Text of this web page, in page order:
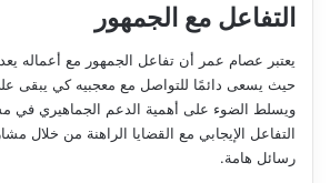
التفاعل مع الجمهور
يعتبر عصام عمر أن تفاعل الجمهور مع أعماله يعد
حيث يسعى دائمًا للتواصل مع معجبيه كي يبقى
ويسلط الضوء على أهمية الدعم الجماهيري في
التفاعل الإيجابي مع القضايا الراهنة من خلال
رسائل هامة.